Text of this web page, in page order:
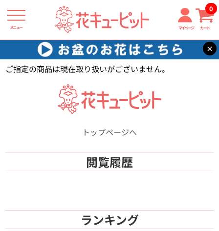
メニュー マイページ カート
0
×
花キューピット 【】
ご指定の商品は現在取り扱いがございません。
トップページへ
閲覧履歴
ランキング